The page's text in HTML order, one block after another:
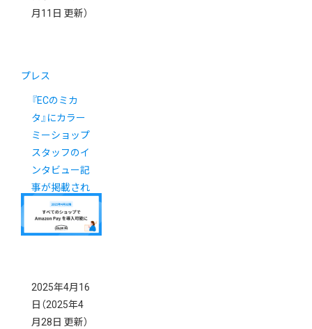
月11日 更新）
プレス
『ECのミカ
タ』にカラー
ミーショップ
スタッフのイ
ンタビュー記
事が掲載され
ました
2025年4月16
日 （2025年4
月28日 更新）